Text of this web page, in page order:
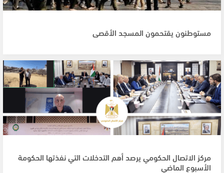
مستوطنون يقتحمون المسجد الأقصى
مركز الاتصال الحكومي يرصد أهم التدخلات التي نفذتها الحكومة
الأسبوع الماضي